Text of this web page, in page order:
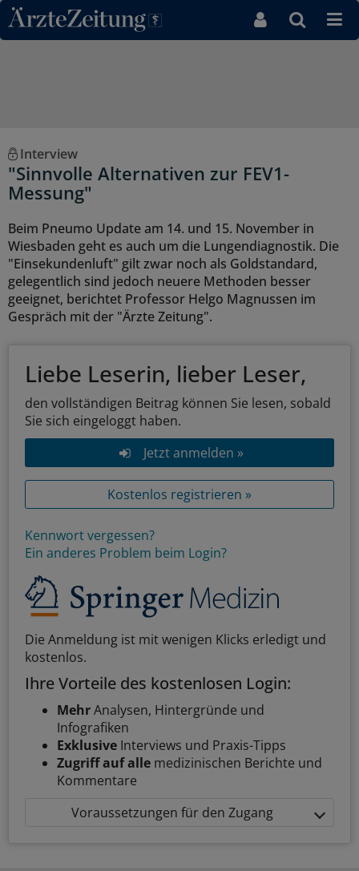
Direkt zum Inhaltsbereich
Interview
"Sinnvolle Alternativen zur FEV1-
Messung"
Beim Pneumo Update am 14. und 15. November in
Wiesbaden geht es auch um die Lungendiagnostik. Die
"Einsekundenluft" gilt zwar noch als Goldstandard,
gelegentlich sind jedoch neuere Methoden besser
geeignet, berichtet Professor Helgo Magnussen im
Gespräch mit der "Ärzte Zeitung".
Liebe Leserin, lieber Leser,
den vollständigen Beitrag können Sie lesen, sobald
Sie sich eingeloggt haben.
Jetzt anmelden »
Kostenlos registrieren »
Kennwort vergessen?
Ein anderes Problem beim Login?
Die Anmeldung ist mit wenigen Klicks erledigt und
kostenlos.
Ihre Vorteile des kostenlosen Login:
MehrAnalysen, Hintergründe und
Infografiken
Exklusive Interviews und Praxis-Tipps
Zugriff auf alle medizinischen Berichte und
Kommentare
Voraussetzungen für den Zugang